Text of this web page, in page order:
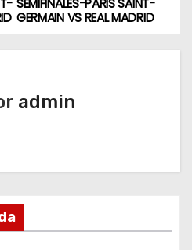
GERMAIN VS REAL MADRID
admin